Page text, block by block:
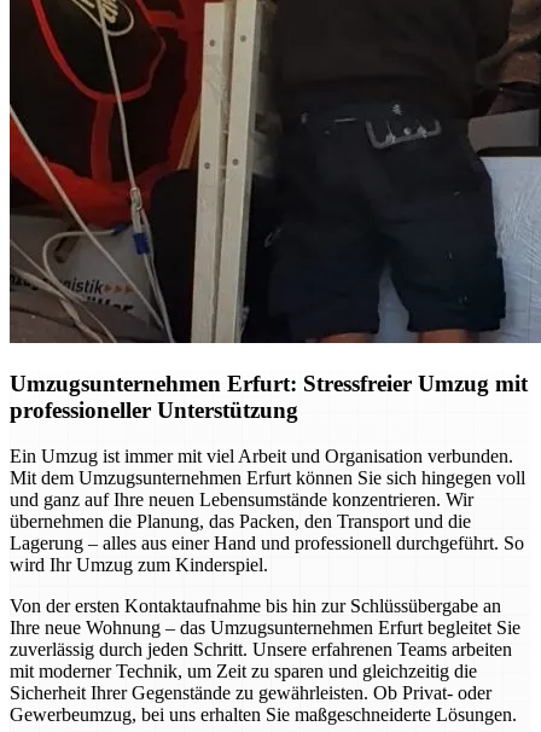
Umzugsunternehmen Erfurt: Stressfreier Umzug mit
professioneller Unterstützung
Ein Umzug ist immer mit viel Arbeit und Organisation verbunden.
Mit dem Umzugsunternehmen Erfurt können Sie sich hingegen voll
und ganz auf Ihre neuen Lebensumstände konzentrieren. Wir
übernehmen die Planung, das Packen, den Transport und die
Lagerung – alles aus einer Hand und professionell durchgeführt. So
wird Ihr Umzug zum Kinderspiel.
Von der ersten Kontaktaufnahme bis hin zur Schlüssübergabe an
Ihre neue Wohnung – das Umzugsunternehmen Erfurt begleitet Sie
zuverlässig durch jeden Schritt. Unsere erfahrenen Teams arbeiten
mit moderner Technik, um Zeit zu sparen und gleichzeitig die
Sicherheit Ihrer Gegenstände zu gewährleisten. Ob Privat- oder
Gewerbeumzug, bei uns erhalten Sie maßgeschneiderte Lösungen.